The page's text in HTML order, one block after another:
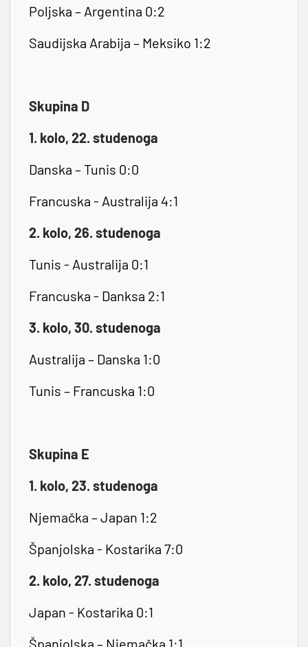
Poljska – Argentina 0:2
Saudijska Arabija – Meksiko 1:2
Skupina D
1. kolo, 22. studenoga
Danska – Tunis 0:0
Francuska - Australija 4:1
2. kolo, 26. studenoga
Tunis - Australija 0:1
Francuska - Danksa 2:1
3. kolo, 30. studenoga
Australija – Danska 1:0
Tunis – Francuska 1:0
Skupina E
1. kolo, 23. studenoga
Njemačka – Japan 1:2
Španjolska - Kostarika 7:0
2. kolo, 27. studenoga
Japan - Kostarika 0:1
Španjolska – Njemačka 1:1